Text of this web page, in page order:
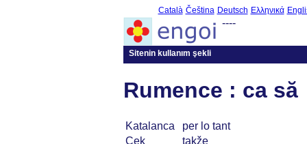
Català Čeština Deutsch Ελληνικά
----
Sitenin kullanım şekli
Rumence : ca să
Katalanca
per lo tant
Çek
takže